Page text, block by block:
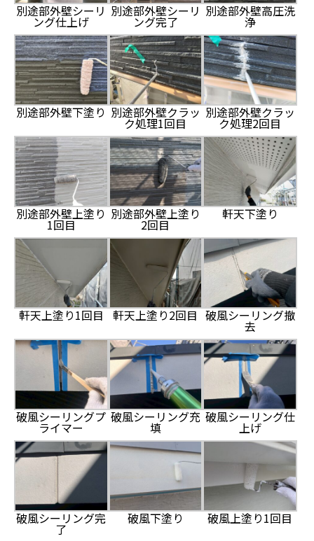
別途部外壁シーリ
ング仕上げ
別途部外壁シーリ
ング完了
別途部外壁高圧洗
浄
別途部外壁下塗り 別途部外壁クラッ
ク処理1回目
別途部外壁クラッ
ク処理2回目
別途部外壁上塗り
1回目
別途部外壁上塗り
2回目
軒天下塗り
軒天上塗り1回目 軒天上塗り2回目 破風シーリング撤
去
破風シーリングプ
ライマー
破風シーリング充
填
破風シーリング仕
上げ
破風シーリング完
了
破風下塗り 破風上塗り1回目